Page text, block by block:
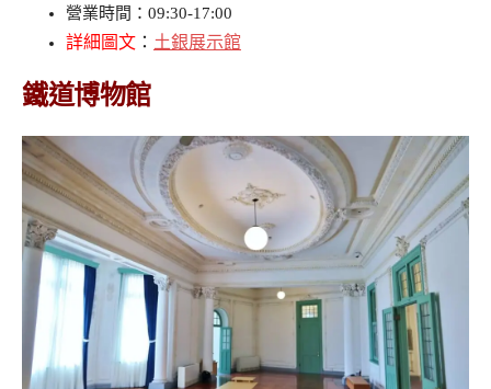
營業時間：09:30-17:00
詳細圖文 ： 土銀展示館
鐵道博物館